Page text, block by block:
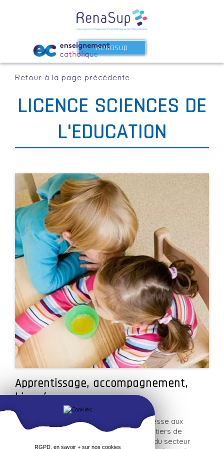
Renasup
Retour à la page précédente
LICENCE SCIENCES DE
L'EDUCATION
Apprentissage, accompagnement,
bienséance
La licence Sciences de l’Education s’adresse aux
étudiants désirant s’orienter vers les métiers de
l’enseignement, la formation, l’insertion, du secteur
RGPD, en savoir + sur nos cookies